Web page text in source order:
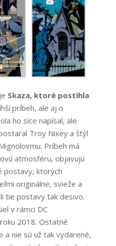
Skaza, ktoré postihla
príbeh, ale aj o
ho síce napísal, ale
Troy Nixey a štýl
Príbeh má
atmosféru, objavujú
postavy, ktorých
originálne, svieže a
tie postavy tak desivo.
v rámci DC
2018. Ostatné
a nie sú už tak vydarené,